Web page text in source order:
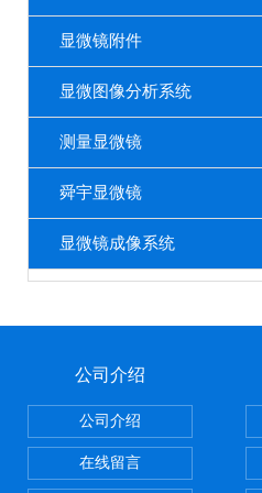
显微镜附件
显微图像分析系统
测量显微镜
舜宇显微镜
显微镜成像系统
公司介绍
公司介绍
在线留言